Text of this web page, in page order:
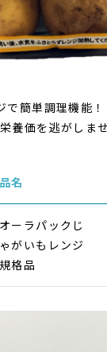
簡単調理機能！
養価を逃がしませ
品名
オーラパックじ
ゃがいもレンジ
規格品